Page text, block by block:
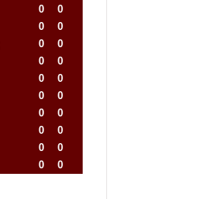
0
0
0
0
0
0
0
0
0
0
0
0
0
0
0
0
0
0
0
0